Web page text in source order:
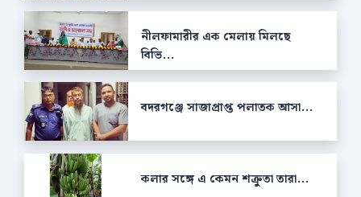
নীলফামারীর এক মেলায় মিলছে
বিভি...
বদরগঞ্জে সাজাপ্রাপ্ত পলাতক আসা...
কলার সঙ্গে এ কেমন শক্রুতা তারা...